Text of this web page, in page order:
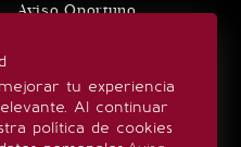
tu experiencia
Al continuar
política de cookies
Aviso Oportuno
SÍGUENOS